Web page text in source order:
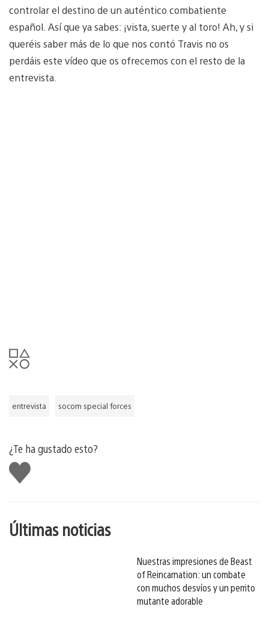
controlar el destino de un auténtico combatiente
español. Así que ya sabes: ¡vista, suerte y al toro! Ah, y si
queréis saber más de lo que nos contó Travis no os
perdáis este vídeo que os ofrecemos con el resto de la
entrevista.
entrevista socom special forces
¿Te ha gustado esto?
Me
gusta
Últimas noticias
Nuestras impresiones de Beast
of Reincarnation: un combate
con muchos desvíos y un perrito
mutante adorable